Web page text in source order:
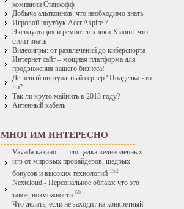
компании Станкофф
Добыча альткоинов: что необходимо знать
Игровой ноутбук Acer Aspire 7
Эксплуатация и ремонт техники Xiaomi: что
стоит знать
Видеоигры: от развлечений до киберспорта
Интернет сайт – мощная платформа для
продвижения вашего бизнеса!
Дешевый виртуальный сервер? Подделка что
ли?
Так ли круто майнить в 2018 году?
Антенный кабель
МНОГИМ ИНТЕРЕСНО
Vavada казино — площадка великолепных
игр от мировых провайдеров, щедрых
бонусов и высоких технологий 152
Nextcloud - Персональное облако: что это
такое, возможности 60
Что делать, если не заходит на конкретный